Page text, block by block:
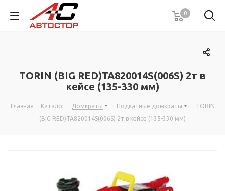
0
TORIN (BIG RED)TA820014S(006S) 2т в
кейсе (135-330 мм)
Главная - Каталог - Домкраты - Подкатные домкраты - TORIN
(BIG RED)TA820014S(006S) 2т в кейсе (135-330 мм)